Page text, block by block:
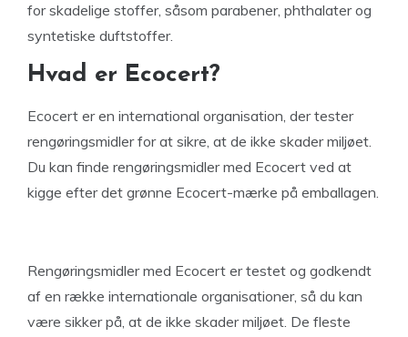
for skadelige stoffer, såsom parabener, phthalater og
syntetiske duftstoffer.
Hvad er Ecocert?
Ecocert er en international organisation, der tester
rengøringsmidler for at sikre, at de ikke skader miljøet.
Du kan finde rengøringsmidler med Ecocert ved at
kigge efter det grønne Ecocert-mærke på emballagen.
Rengøringsmidler med Ecocert er testet og godkendt
af en række internationale organisationer, så du kan
være sikker på, at de ikke skader miljøet. De fleste